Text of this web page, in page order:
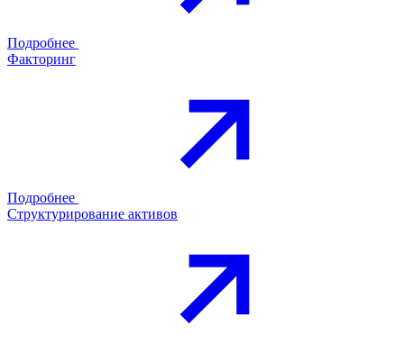
Подробнее
Факторинг
Подробнее
Структурирование активов